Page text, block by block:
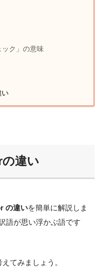
ク」の意味
違い
の違いを簡単に解説しま
語が思い浮かぶ語です
てみましょう。